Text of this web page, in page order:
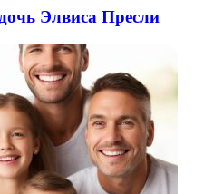
Элвиса Пресли